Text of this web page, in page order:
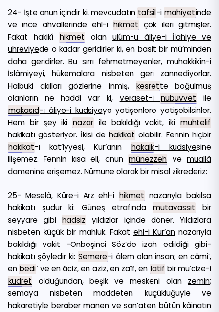
24- İşte onun içindir ki, mevcudatın tafsil-i mahiyetinde
ve ince ahvallerinde ehl-i hikmet çok ileri gitmişler.
Fakat hakikî hikmet olan ulûm-u âliye-i İlahiye ve
uhreviyede o kadar geridirler ki, en basit bir mü’minden
daha geridirler. Bu sırrı fehmetmeyenler,muhakkikîn-i
İslâmiyeyi,hükemalara nisbeten geri zannediyorlar.
Halbuki akılları gözlerine inmiş, kesrette boğulmuş
olanların ne haddi var ki, veraset-i nübüvvet
ile
makasıd-ı âliye-i kudsiyeye yetişenlere yetişebilsinler.
Hem bir şey iki nazar ile bakıldığı vakit, iki muhtelif
hakikatı gösteriyor. İkisi de hakikat olabilir. Fennin hiçbir
hakikat-ı kat’iyyesi, Kur’anın hakaik-i kudsiyesine
ilişemez. Fennin kısa eli, onun münezzeh vemuallâ
damenine erişemez. Nümune olarak bir misal zikrederiz:
25- Meselâ, Küre-i Arz ehl-i hikmet nazarıyla bakılsa
hakikatı şudur ki: Güneş etrafında mutavassıt
bir
seyyare gibi hadsiz
yıldızlar içinde döner. Yıldızlara
nisbeten küçük bir mahluk. Fakat ehl-i Kur’an nazarıyla
bakıldığı vakit -Onbeşinci Söz’de izah edildiği gibi-
hakikatı şöyledir ki: Semere-i âlemolan insan; en câmi’,
en bedi’ ve en âciz, en aziz, en zaîf, en latif birmu’cize-i
kudret olduğundan, beşik ve meskeni olan zemin;
semaya nisbeten maddeten küçüklüğüyle ve
hakaretiyle beraber manen ve san’aten bütün kâinatın